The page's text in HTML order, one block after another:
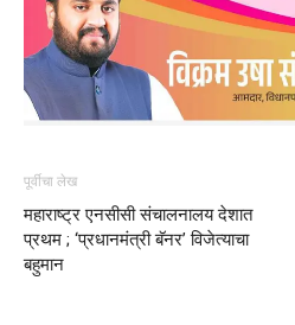
पूर्वीचा लेख
महाराष्ट्र एनसीसी संचालनालय देशात
प्रथम ; ‘प्रधानमंत्री बॅनर’ विजेत्याचा
बहुमान